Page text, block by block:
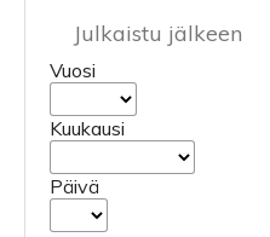
Julkaistu jälkeen
Vuosi
Kuukausi
Päivä